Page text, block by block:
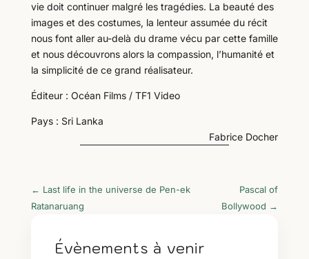
vie doit continuer malgré les tragédies. La beauté des
images et des costumes, la lenteur assumée du récit
nous font aller au-delà du drame vécu par cette famille
et nous découvrons alors la compassion, l’humanité et
la simplicité de ce grand réalisateur.
Éditeur : Océan Films / TF1 Video
Pays : Sri Lanka
Fabrice Docher
← Last life in the universe de Pen-ek
Ratanaruang
Pascal of
Bollywood →
Évènements à venir